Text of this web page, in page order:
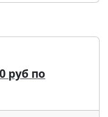
руб по